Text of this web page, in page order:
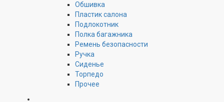
Обшивка
Пластик салона
Подлокотник
Полка багажника
Ремень безопасности
Ручка
Сиденье
Торпедо
Прочее